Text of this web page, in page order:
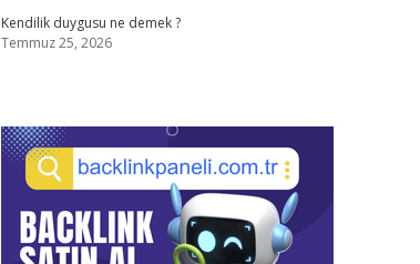
Kendilik duygusu ne demek ?
Temmuz 25, 2026